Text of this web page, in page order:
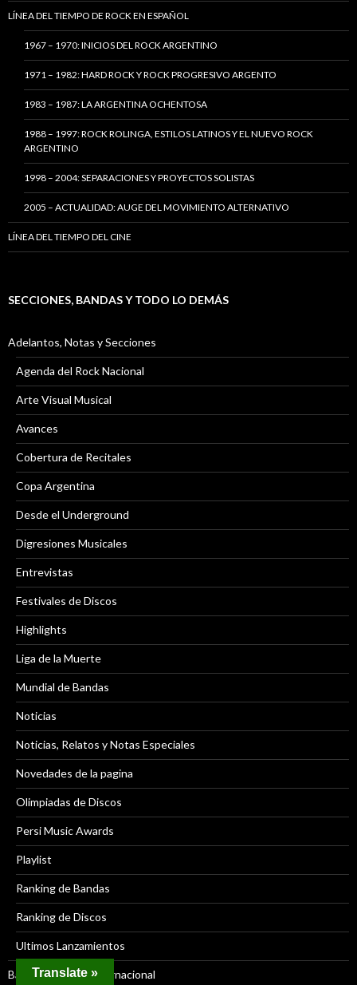
LÍNEA DEL TIEMPO DE ROCK EN ESPAÑOL
1967 – 1970: INICIOS DEL ROCK ARGENTINO
1971 – 1982: HARD ROCK Y ROCK PROGRESIVO ARGENTO
1983 – 1987: LA ARGENTINA OCHENTOSA
1988 – 1997: ROCK ROLINGA, ESTILOS LATINOS Y EL NUEVO ROCK
ARGENTINO
1998 – 2004: SEPARACIONES Y PROYECTOS SOLISTAS
2005 – ACTUALIDAD: AUGE DEL MOVIMIENTO ALTERNATIVO
LÍNEA DEL TIEMPO DEL CINE
SECCIONES, BANDAS Y TODO LO DEMÁS
Adelantos, Notas y Secciones
Agenda del Rock Nacional
Arte Visual Musical
Avances
Cobertura de Recitales
Copa Argentina
Desde el Underground
Digresiones Musicales
Entrevistas
Festivales de Discos
Highlights
Liga de la Muerte
Mundial de Bandas
Noticias
Noticias, Relatos y Notas Especiales
Novedades de la pagina
Olimpiadas de Discos
Persi Music Awards
Playlist
Ranking de Bandas
Ranking de Discos
Ultimos Lanzamientos
Bandas de Rock Internacional
Translate »